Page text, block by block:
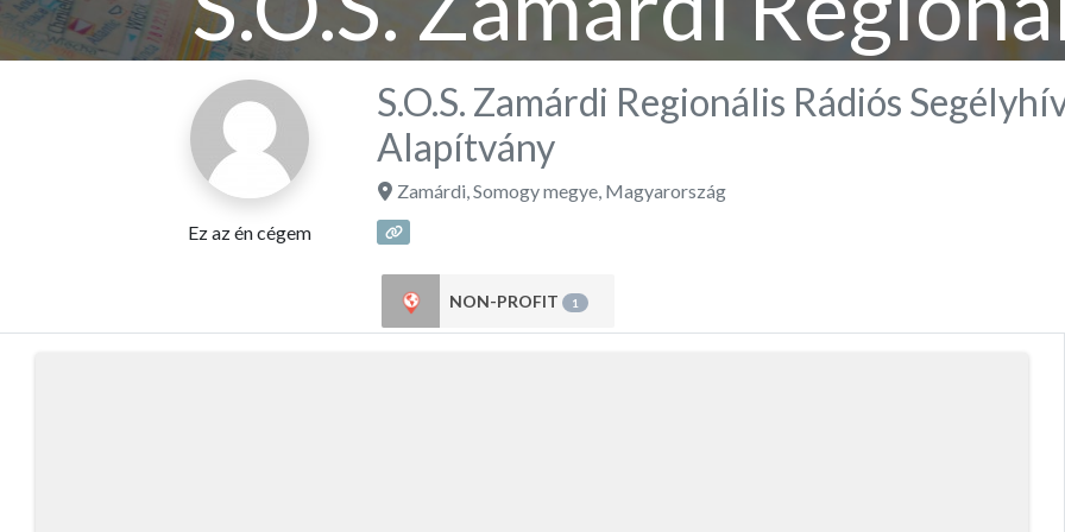
Segélyhívó
Ez az én cégem
S.O.S. Zamárdi Regionális Rádiós
Alapítvány
Zamárdi,Somogy megye, Magyarország
NON-PROFIT 1